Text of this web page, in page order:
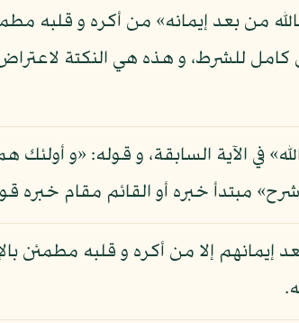
من بعد إيمانه» من أكره و قلبه
كامل للشرط، و هذه هي النكتة
في الآية السابقة، و قوله: «و
مبتدأ خبره أو القائم مقام
إلا من أكره و قلبه مطمئن